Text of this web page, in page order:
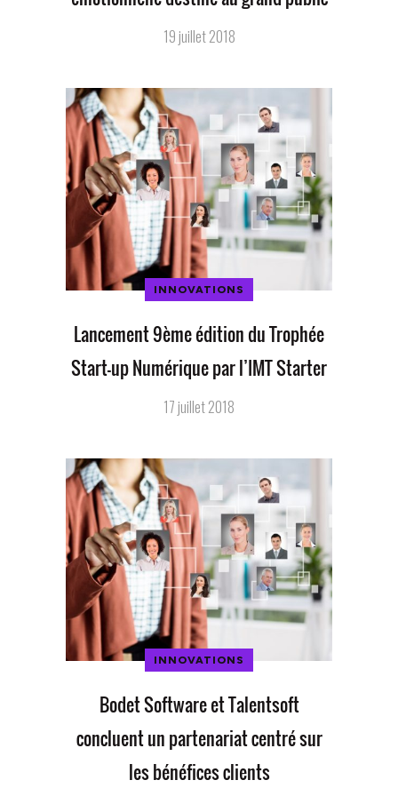
19 juillet 2018
INNOVATIONS
Lancement 9ème édition du Trophée
Start-up Numérique par l’IMT Starter
17 juillet 2018
INNOVATIONS
Bodet Software et Talentsoft
concluent un partenariat centré sur
les bénéfices clients